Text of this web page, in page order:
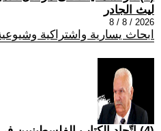
ليث الجادر
2026 / 8 / 8
ابحاث يسارية واشتراكية